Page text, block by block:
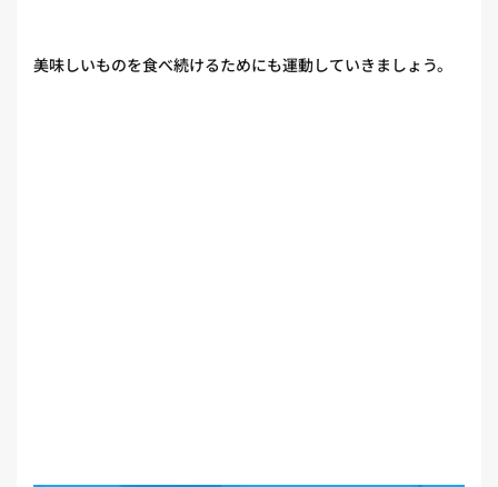
美味しいものを食べ続けるためにも運動していきましょう。